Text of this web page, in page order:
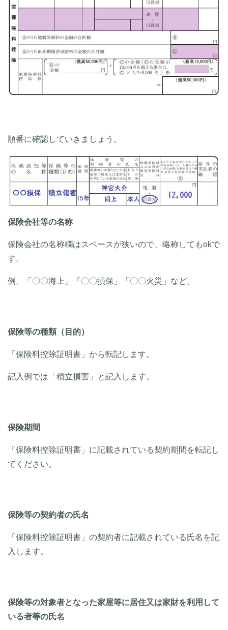
順番に確認していきましょう。
保険会社等の名称
保険会社の名称欄はスペースが狭いので、略称してもokで
す。
例、「〇〇海上」「〇〇損保」「〇〇火災」など。
保険等の種類（目的）
「保険料控除証明書」から転記します。
記入例では「積立損害」と記入します。
保険期間
「保険料控除証明書」に記載されている契約期間を転記し
てください。
保険等の契約者の氏名
「保険料控除証明書」の契約者に記載されている氏名を記
入します。
保険等の対象者となった家屋等に居住又は家財を利用して
いる者等の氏名